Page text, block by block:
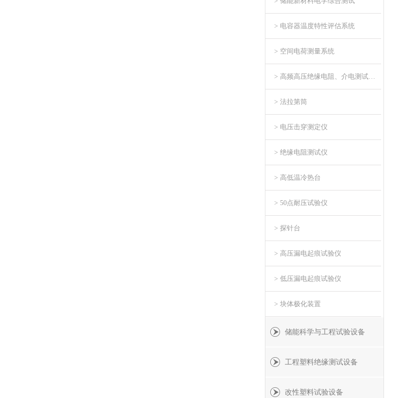
> 电容器温度特性评估系统
> 空间电荷测量系统
> 高频高压绝缘电阻、介电测试系统
> 法拉第筒
> 电压击穿测定仪
> 绝缘电阻测试仪
> 高低温冷热台
> 50点耐压试验仪
> 探针台
> 高压漏电起痕试验仪
> 低压漏电起痕试验仪
> 块体极化装置
储能科学与工程试验设备
工程塑料绝缘测试设备
改性塑料试验设备